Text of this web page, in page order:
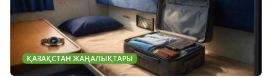
ҚАЗАҚСТАН ЖАҢАЛЫҚТАРЫ